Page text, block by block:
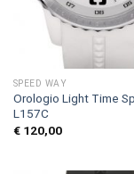
SPEED WAY
Orologio Light Time
L157C
€120,00